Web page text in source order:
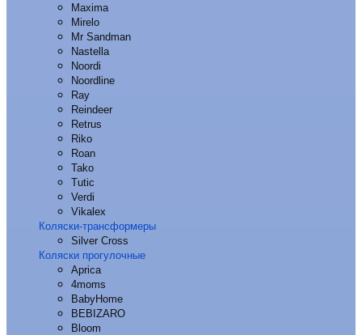
Maxima
Mirelo
Mr Sandman
Nastella
Noordi
Noordline
Ray
Reindeer
Retrus
Riko
Roan
Tako
Tutic
Verdi
Vikalex
Коляски-трансформеры
Silver Cross
Коляски прогулочные
Aprica
4moms
BabyHome
BEBIZARO
Bloom